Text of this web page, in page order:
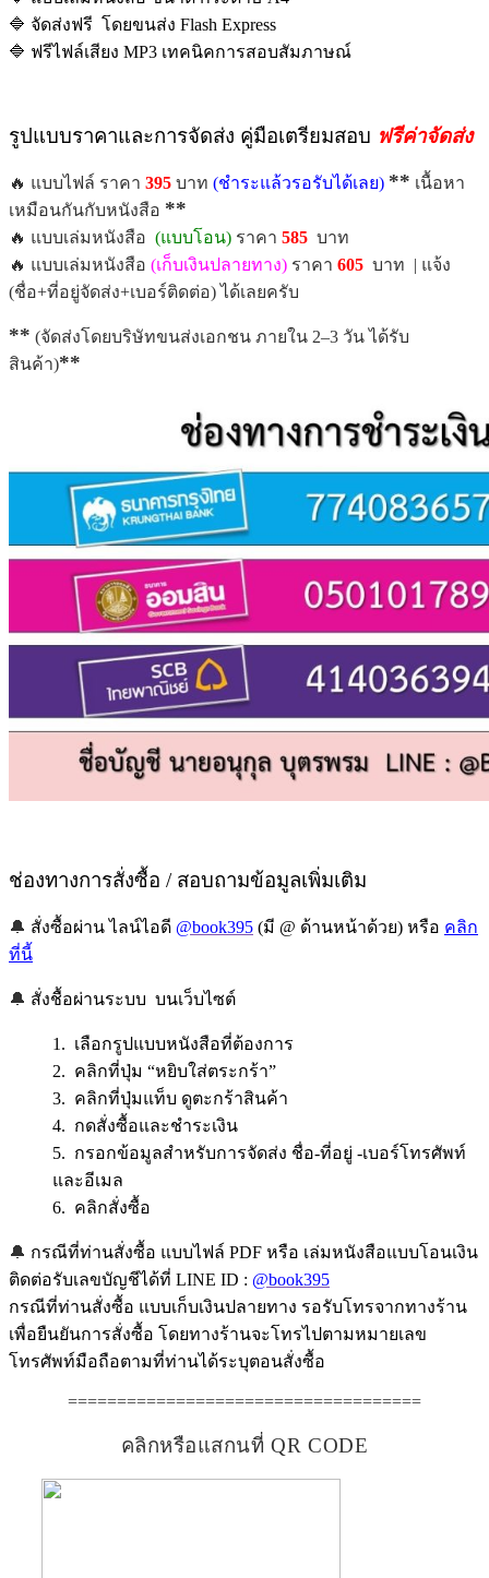
🔷 จัดส่งฟรี โดยขนส่ง Flash Express
🔷 ฟรีไฟล์เสียง MP3 เทคนิคการสอบสัมภาษณ์
รูปแบบราคาและการจัดส่ง คู่มือเตรียมสอบ ฟรีค่าจัดส่ง
🔥 แบบไฟล์ ราคา 395 บาท (ชำระแล้วรอรับได้เลย) ** เนื้อหา
เหมือนกันกับหนังสือ **
🔥 แบบเล่มหนังสือ (แบบโอน) ราคา 585 บาท
🔥 แบบเล่มหนังสือ (เก็บเงินปลายทาง) ราคา 605 บาท | แจ้ง
(ชื่อ+ที่อยู่จัดส่ง+เบอร์ติดต่อ) ได้เลยครับ
** (จัดส่งโดยบริษัทขนส่งเอกชน ภายใน 2–3 วัน ได้รับ
สินค้า)**
ช่องทางการสั่งซื้อ / สอบถามข้อมูลเพิ่มเติม
🔔 สั่งซื้อผ่าน ไลน์ไอดี @book395 (มี @ ด้านหน้าด้วย) หรือ คลิก
ที่นี้
🔔 สั่งชื้อผ่านระบบ บนเว็บไซต์
1. เลือกรูปแบบหนังสือที่ต้องการ
2. คลิกที่ปุ่ม “หยิบใส่ตระกร้า”
3. คลิกที่ปุ่มแท็บ ดูตะกร้าสินค้า
4. กดสั่งซื้อและชำระเงิน
5. กรอกข้อมูลสำหรับการจัดส่ง ชื่อ-ที่อยู่ -เบอร์โทรศัพท์
และอีเมล
6. คลิกสั่งซื้อ
🔔 กรณีที่ท่านสั่งซื้อ แบบไฟล์ PDF หรือ เล่มหนังสือแบบโอนเงิน
ติดต่อรับเลขบัญชีได้ที่ LINE ID : @book395
กรณีที่ท่านสั่งซื้อ แบบเก็บเงินปลายทาง รอรับโทรจากทางร้าน
เพื่อยืนยันการสั่งซื้อ โดยทางร้านจะโทรไปตามหมายเลข
โทรศัพท์มือถือตามที่ท่านได้ระบุตอนสั่งซื้อ
====================================
คลิกหรือแสกนที่ QR CODE